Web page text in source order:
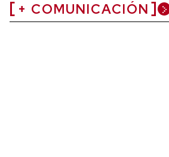
+ COMUNICACIÓN